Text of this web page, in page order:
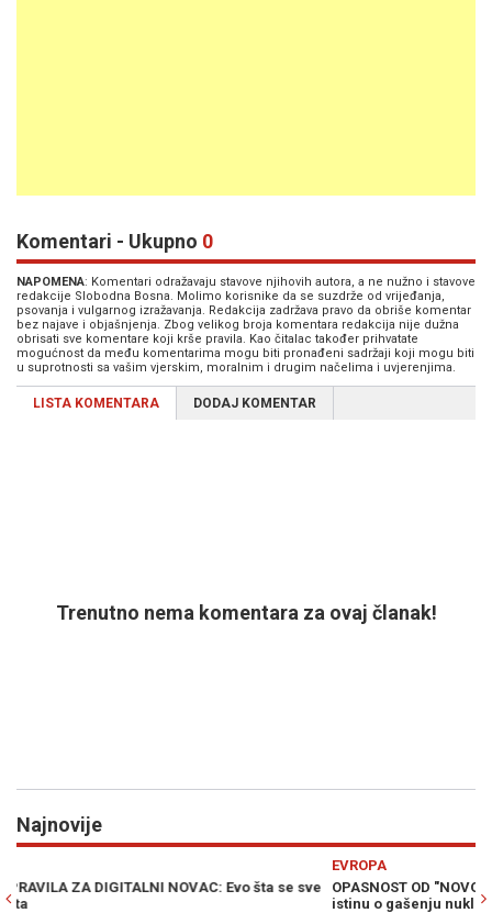
Komentari - Ukupno 0
NAPOMENA: Komentari odražavaju stavove njihovih autora, a ne nužno i stavove
redakcije Slobodna Bosna. Molimo korisnike da se suzdrže od vrijeđanja,
psovanja i vulgarnog izražavanja. Redakcija zadržava pravo da obriše komentar
bez najave i objašnjenja. Zbog velikog broja komentara redakcija nije dužna
obrisati sve komentare koji krše pravila. Kao čitalac također prihvatate
mogućnost da među komentarima mogu biti pronađeni sadržaji koji mogu biti
u suprotnosti sa vašim vjerskim, moralnim i drugim načelima i uvjerenjima.
LISTA KOMENTARA DODAJ KOMENTAR
Trenutno nema komentara za ovaj članak!
Najnovije
OPASNOST OD "NOVOG ČERNOBILA"?: Stručnjaci otkrili pravu
istinu o gašenju nuklearke u Rumuniji